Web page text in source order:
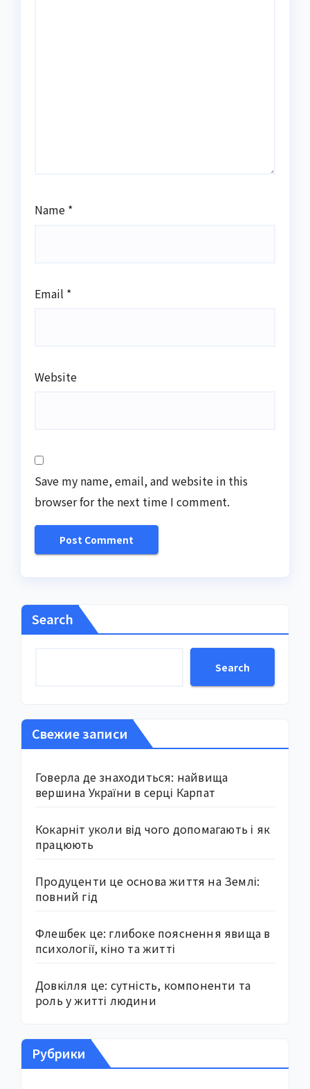
Name *
Email *
Website
Save my name, email, and website in this
browser for the next time I comment.
Search
Search
Свежие записи
Говерла де знаходиться: найвища
вершина України в серці Карпат
Кокарніт уколи від чого допомагають і як
працюють
Продуценти це основа життя на Землі:
повний гід
Флешбек це: глибоке пояснення явища в
психології, кіно та житті
Довкілля це: сутність, компоненти та
роль у житті людини
Рубрики